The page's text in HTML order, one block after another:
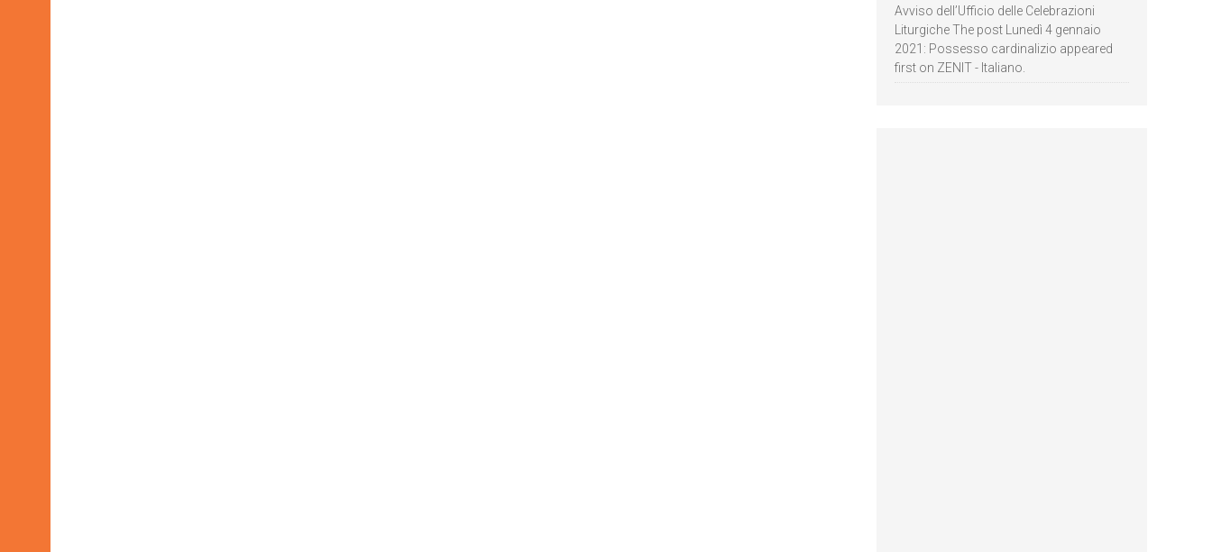
Avviso dell’Ufficio delle Celebrazioni
Liturgiche The post Lunedì 4 gennaio
2021: Possesso cardinalizio appeared
first on ZENIT - Italiano.